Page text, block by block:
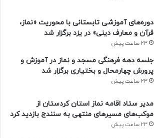
دوره‌های آموزشی تابستانی با محوریت «نماز،
قرآن و معارف دینی» در یزد برگزار شد
23 ساعت پیش
جلسه دهه فرهنگی مسجد و نماز در آموزش و
پرورش چهارمحال و بختیاری برگزار شد
23 ساعت پیش
مدیر ستاد اقامه نماز استان کردستان از
موکب‌های مسیرهای منتهی به سنندج بازدید کرد
23 ساعت پیش